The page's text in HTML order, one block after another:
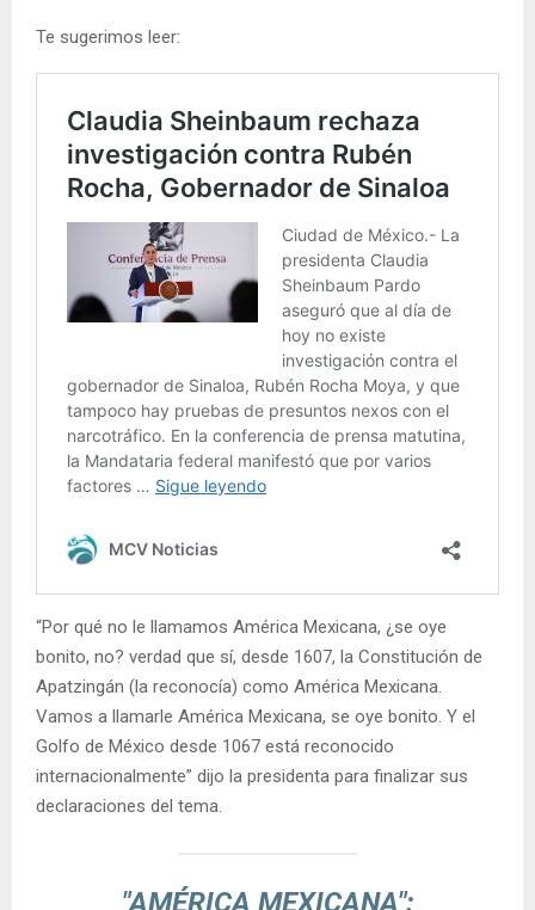
Te sugerimos leer:
“Por qué no le llamamos América Mexicana, ¿se oye
bonito, no? verdad que sí, desde 1607, la Constitución de
Apatzingán (la reconocía) como América Mexicana.
Vamos a llamarle América Mexicana, se oye bonito. Y el
Golfo de México desde 1067 está reconocido
internacionalmente” dijo la presidenta para finalizar sus
declaraciones del tema.
"AMÉRICA MEXICANA":